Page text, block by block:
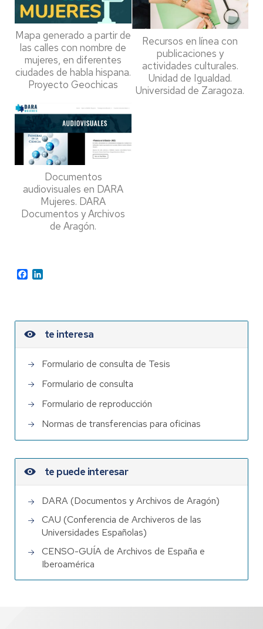
Mapa generado a partir de
las calles con nombre de
mujeres, en diferentes
ciudades de habla hispana.
Proyecto Geochicas
Recursos en línea con
publicaciones y
actividades culturales.
Unidad de Igualdad.
Universidad de Zaragoza.
Documentos
audiovisuales en DARA
Mujeres. DARA
Documentos y Archivos
de Aragón.
Facebook
te interesa
Formulario de consulta de Tesis
Formulario de consulta
Formulario de reproducción
Normas de transferencias para oficinas
te puede interesar
DARA (Documentos y Archivos de Aragón)
CAU (Conferencia de Archiveros de las
Universidades Españolas)
CENSO-GUÍA de Archivos de España e
Iberoamérica